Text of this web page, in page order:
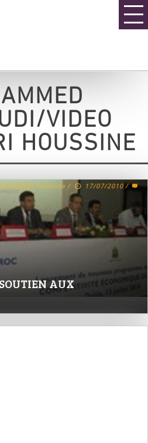
VIDEO
HOUSSINE
AUX
houssine / 17/07/2010 /